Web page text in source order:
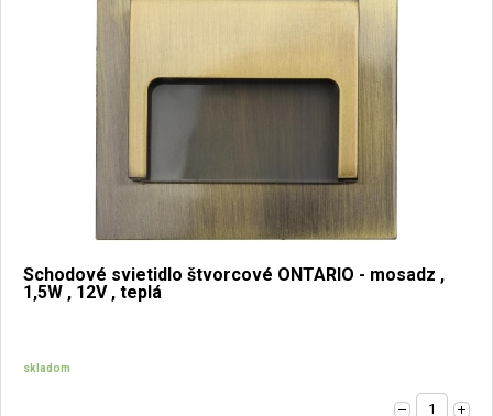
Schodové svietidlo štvorcové ONTARIO - mosadz ,
1,5W , 12V , teplá
skladom